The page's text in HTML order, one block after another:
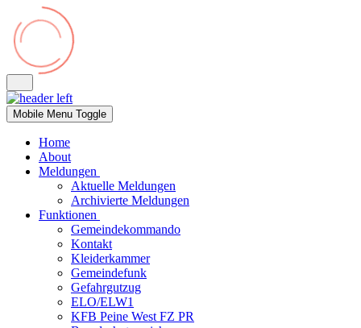
Mobile Menu Toggle
Home
About
Meldungen
Aktuelle Meldungen
Archivierte Meldungen
Funktionen
Gemeindekommando
Kontakt
Kleiderkammer
Gemeindefunk
Gefahrgutzug
ELO/ELW1
KFB Peine West FZ PR